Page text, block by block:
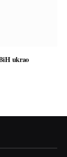
ukrao